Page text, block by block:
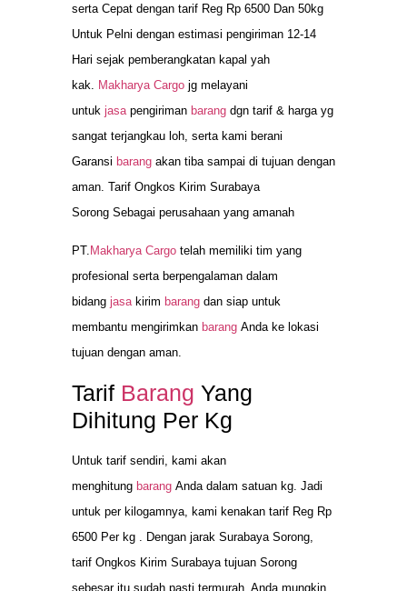
serta Cepat dengan tarif Reg Rp 6500 Dan 50kg
Untuk Pelni dengan estimasi pengiriman 12-14
Hari sejak pemberangkatan kapal yah
kak. Makharya Cargo jg melayani
untuk jasapengiriman barang dgn tarif & harga yg
sangat terjangkau loh, serta kami berani
Garansi barang akan tiba sampai di tujuan dengan
aman. Tarif Ongkos Kirim Surabaya
Sorong Sebagai perusahaan yang amanah
PT. Makharya Cargo telah memiliki tim yang
profesional serta berpengalaman dalam
bidang jasakirim barang dan siap untuk
membantu mengirimkan barang Anda ke lokasi
tujuan dengan aman.
Tarif Barang Yang
Dihitung Per Kg
Untuk tarif sendiri, kami akan
menghitung barang Anda dalam satuan kg. Jadi
untuk per kilogamnya, kami kenakan tarif Reg Rp
6500 Per kg . Dengan jarak Surabaya Sorong,
tarif Ongkos Kirim Surabaya tujuan Sorong
sebesar itu sudah pasti termurah. Anda mungkin